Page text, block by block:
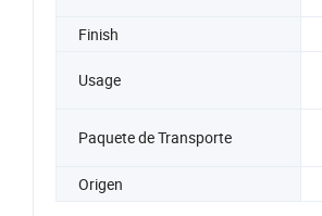
Finish
Usage
Paquete de Transporte
Origen